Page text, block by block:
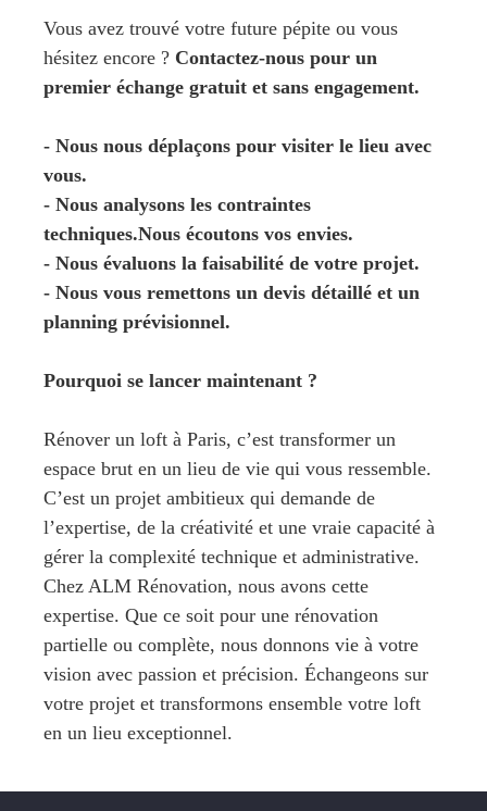
Vous avez trouvé votre future pépite ou vous
hésitez encore ? Contactez-nous pour un
premier échange gratuit et sans engagement.
- Nous nous déplaçons pour visiter le lieu avec
vous.
- Nous analysons les contraintes
techniques.Nous écoutons vos envies.
- Nous évaluons la faisabilité de votre projet.
- Nous vous remettons un devis détaillé et un
planning prévisionnel.
Pourquoi se lancer maintenant ?
Rénover un loft à Paris, c’est transformer un
espace brut en un lieu de vie qui vous ressemble.
C’est un projet ambitieux qui demande de
l’expertise, de la créativité et une vraie capacité à
gérer la complexité technique et administrative.
Chez ALM Rénovation, nous avons cette
expertise. Que ce soit pour une rénovation
partielle ou complète, nous donnons vie à votre
vision avec passion et précision. Échangeons sur
votre projet et transformons ensemble votre loft
en un lieu exceptionnel.